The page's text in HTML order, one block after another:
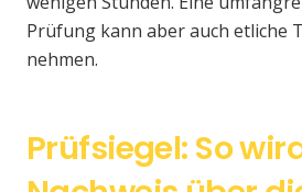
Prüfung kann aber auch etliche
nehmen.
Prüfsiegel: So